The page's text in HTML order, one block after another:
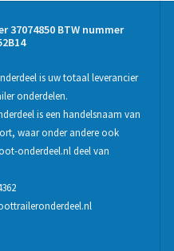
37074850 BTW nummer
is uw totaal leverancier
onderdelen.
is een handelsnaam van
waar onder andere ook
onderdeel.nl deel van